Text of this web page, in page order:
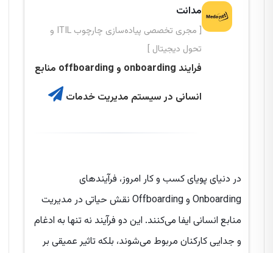
مدانت
[ مجری تخصصی پیاده‌سازی چارچوب ITIL و
تحول دیجیتال ]
فرایند onboarding و offboarding منابع
انسانی در سیستم مدیریت خدمات
در دنیای پویای کسب و کار امروز، فرآیندهای
Onboarding و Offboarding نقش حیاتی در مدیریت
منابع انسانی ایفا می‌کنند. این دو فرآیند نه تنها به ادغام
و جدایی کارکنان مربوط می‌شوند، بلکه تاثیر عمیقی بر